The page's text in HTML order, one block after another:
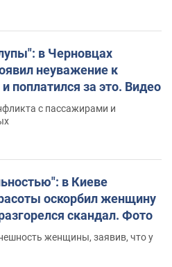
в Черновцах
неуважение к
поплатился за это. Видео
с пассажирами и
в Киеве
оскорбил женщину
скандал. Фото
женщины, заявив, что у